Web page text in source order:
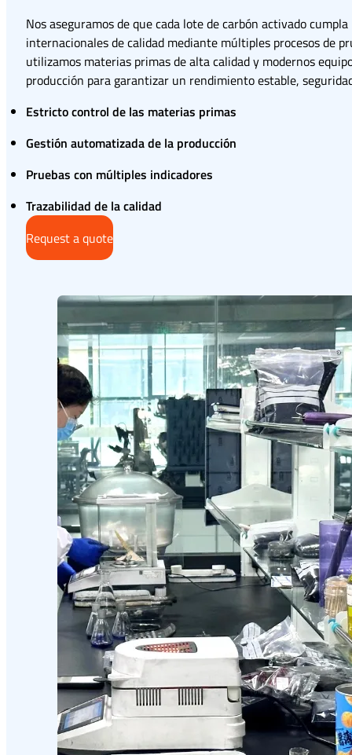
Nos aseguramos de que cada lote de carbón activado
internacionales de calidad mediante múltiples procesos de
utilizamos materias primas de alta calidad y modernos
producción para garantizar un rendimiento estable,
Estricto control de las materias primas
Gestión automatizada de la producción
Pruebas con múltiples indicadores
Trazabilidad de la calidad
Request a quote